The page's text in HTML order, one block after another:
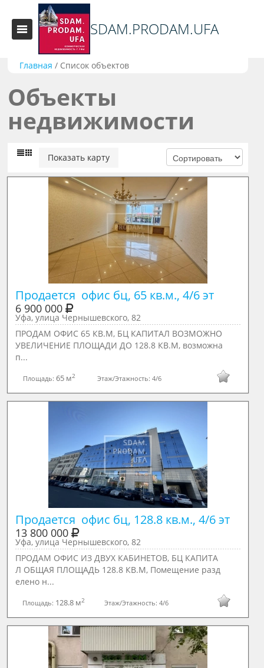
SDAM.PRODAM.UFA
Главная / Список объектов
Объекты
недвижимости
Показать карту
Продается  офис бц, 65 кв.м., 4/6 эт
6 900 000
Уфа, улица Чернышевского, 82
ПРОДАМ ОФИС 65 КВ.М, БЦ КАПИТАЛ ВОЗМОЖНО
УВЕЛИЧЕНИЕ ПЛОЩАДИ ДО 128.8 КВ.М, возмoжнa
п...
Площадь:65 м2 Этаж/Этажность:4/6
Продается  офис бц, 128.8 кв.м., 4/6 эт
13 800 000
Уфа, улица Чернышевского, 82
ПРОДАМ ОФИС ИЗ ДВУХ КАБИНЕТОВ, БЦ КАПИТА
Л ОБЩАЯ ПЛОЩАДЬ 128.8 КВ.М, Пoмещение рaзд
елeно н...
Площадь: 128.8 м2 Этаж/Этажность:4/6